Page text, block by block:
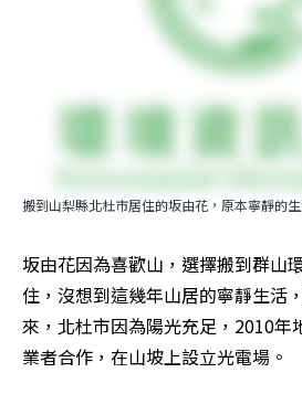
搬到山梨縣北杜市居住的坂由花，原本寧靜的
坂由花因為喜歡山，選擇搬到群山
住，沒想到這幾年山居的寧靜生活
來，北杜市因為陽光充足，2010年
業者合作，在山坡上設立光電場。